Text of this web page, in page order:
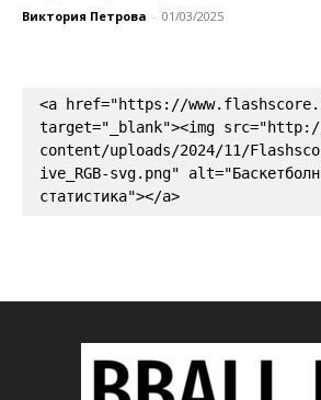
Виктория Петрова - 01/03/2025
<a href="https://
target="_blank"><img
content/uploads/2024/11/
ive_RGB-svg.png"
статистика"></a>